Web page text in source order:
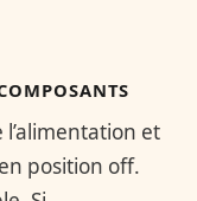
et
position off.